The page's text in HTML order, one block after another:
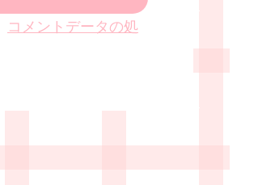
コメントデータの処